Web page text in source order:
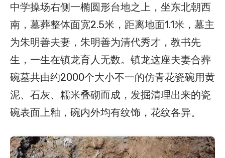
中学操场右侧一椭圆形台地之上，坐东北朝西
南，墓葬整体面宽2.5米，距离地面1.1米，墓主
为朱明善夫妻，朱明善为清代秀才，教书先
生，一生在镇龙育人无数。镇龙这座夫妻合葬
碗墓共由约2000个大小不一的仿青花瓷碗用黄
泥、石灰、糯米叠砌而成，发掘清理出来的瓷
碗表面上釉，碗内外均有纹饰，花纹各异。